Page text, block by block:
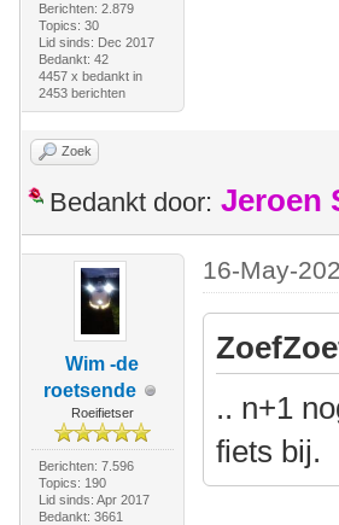
Berichten: 2.879
Topics: 30
Lid sinds: Dec 2017
Bedankt: 42
4457 x bedankt in
2453 berichten
Zoek
Bedankt door: Jeroen
Wim -de
roetsende
Roeifietser
Berichten: 7.596
Topics: 190
Lid sinds: Apr 2017
Bedankt: 3661
16-May-
.. n+1
fiets bij.